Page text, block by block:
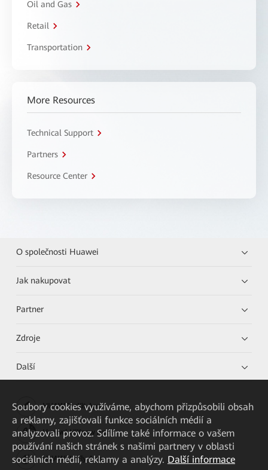
Oil and Gas
Retail
Transportation
More Resources
Technical Support
Partners
Resource Center
O společnosti Huawei
Jak nakupovat
Partner
Zdroje
Další
HUAWEI eKit App
Huawei HiKnow App
HUAWEI eFly App
Soubory cookies využíváme, abychom přizpůsobili obsah
a reklamy, zajišťovali funkce sociálních médií a
analyzovali provoz. Sdílíme také informace o vašem
používání našich stránek s našimi partnery v oblasti
sociálních médií, reklamy a analýzy. Další informace